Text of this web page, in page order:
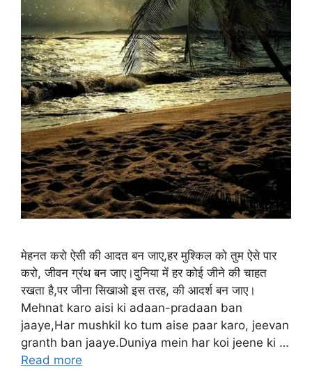
मेहनत करो ऐसी की आदत बन जाए,हर मुश्किल को तुम ऐसे पार
करो, जीवन ग्रंथ बन जाए।दुनिया में हर कोई जीने की चाहत
रखता है,पर जीना सिखाओ इस तरह, की आदर्श बन जाए।
Mehnat karo aisi ki adaan-pradaan ban
jaaye,Har mushkil ko tum aise paar karo, jeevan
granth ban jaaye.Duniya mein har koi jeene ki …
Read more